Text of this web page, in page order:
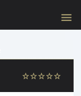
menu